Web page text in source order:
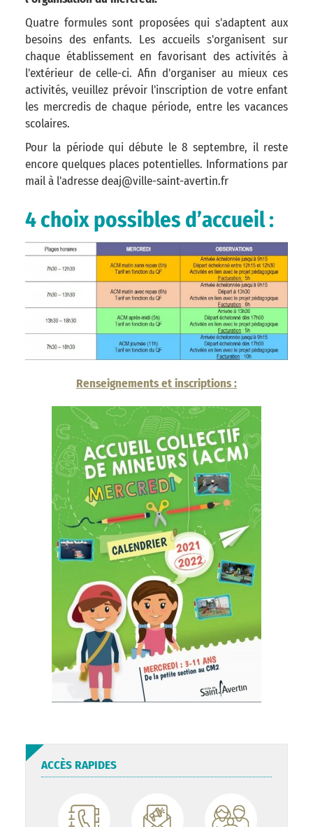
Quatre formules sont proposées qui s'adaptent aux
besoins des enfants. Les accueils s'organisent sur
chaque établissement en favorisant des activités à
l'extérieur de celle-ci. Afin d'organiser au mieux ces
activités, veuillez prévoir l'inscription de votre enfant
les mercredis de chaque période, entre les vacances
scolaires.
Pour la période qui débute le 8 septembre, il reste
encore quelques places potentielles. Informations par
mail à l'adresse deaj@ville-saint-avertin.fr
4 choix possibles d’accueil :
Renseignements et inscriptions :
ACCÈS RAPIDES